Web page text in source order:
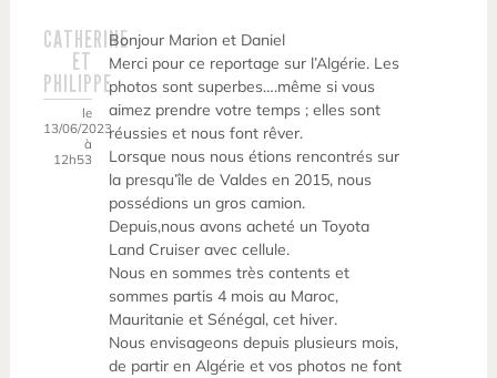
CATHERINE
ET
PHILIPPE
le
13/06/2023
à
12h53
Bonjour Marion et Daniel
Merci pour ce reportage sur l’Algérie. Les
photos sont superbes….même si vous
aimez prendre votre temps ; elles sont
réussies et nous font rêver.
Lorsque nous nous étions rencontrés sur
la presqu’île de Valdes en 2015, nous
possédions un gros camion.
Depuis,nous avons acheté un Toyota
Land Cruiser avec cellule.
Nous en sommes très contents et
sommes partis 4 mois au Maroc,
Mauritanie et Sénégal, cet hiver.
Nous envisageons depuis plusieurs mois,
de partir en Algérie et vos photos ne font